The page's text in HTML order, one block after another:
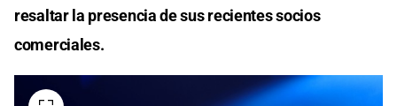
resaltar la presencia de sus recientes socios
comerciales.